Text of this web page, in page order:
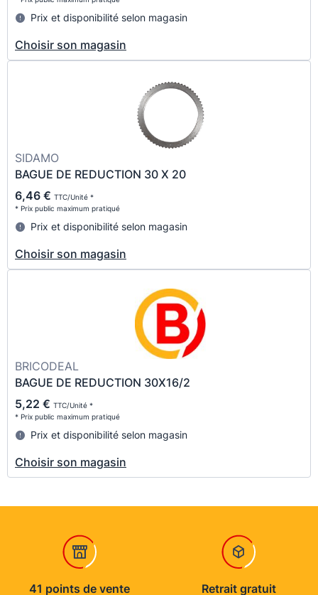
Prix et disponibilité selon magasin
Choisir son magasin
SIDAMO
BAGUE DE REDUCTION 30 X 20
6,46 € TTC/Unité *
* Prix public maximum pratiqué
Prix et disponibilité selon magasin
Choisir son magasin
BRICODEAL
BAGUE DE REDUCTION 30X16/2
5,22 € TTC/Unité *
* Prix public maximum pratiqué
Prix et disponibilité selon magasin
Choisir son magasin
41 points de vente
Retrait gratuit